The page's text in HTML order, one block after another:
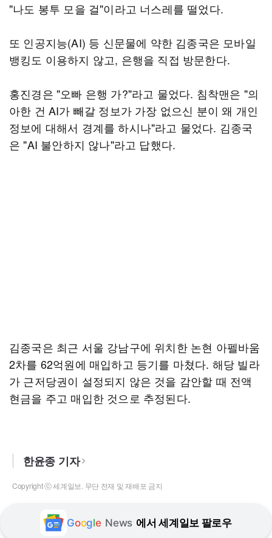
"나도 봉투 모을 걸"이라고 너스레를 떨었다.
또 인공지능(AI) 등 신문물에 약한 김종국은 모바일
뱅킹도 이용하지 않고, 은행을 직접 방문한다.
홍진경은 "오빠 은행 가?"라고 물었다. 침착맨은 "의
아한 건 AI가 빼갈 정보가 가장 없으신 분이 왜 개인
정보에 대해서 경계를 하시나"라고 물었다. 김종국
은 "AI 불안하지 않나"라고 답했다.
김종국은 최근 서울 강남구에 위치한 논현 아펠바움
2차를 62억원에 매입하고 등기를 마쳤다. 해당 빌라
가 근저당권이 설정되지 않은 것을 감안할 때 전액
현금을 주고 매입한 것으로 추정된다.
한윤종 기자
Copyright ⓒ 세계일보. 무단 전재 및 재배포 금지
Google News 에서 세계일보 팔로우